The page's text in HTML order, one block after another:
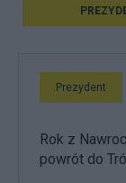
Prezydent
Rok z
powrót do